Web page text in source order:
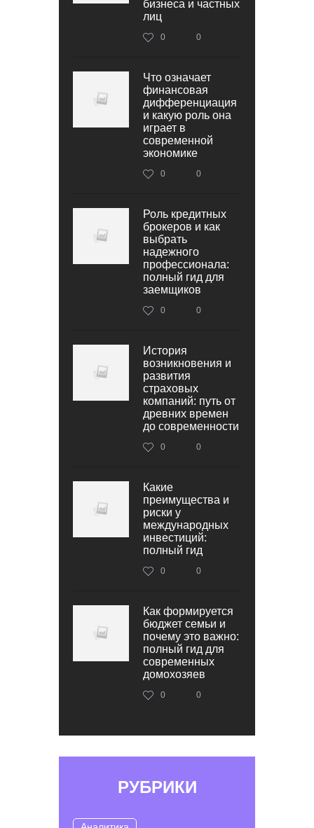
бизнеса и частных
лиц
0 0
Что означает
финансовая
дифференциация
и какую роль она
играет в
современной
экономике
0 0
Роль кредитных
брокеров и как
выбрать
надежного
профессионала:
полный гид для
заемщиков
0 0
История
возникновения и
развития
страховых
компаний: путь от
древних времен
до современности
0 0
Какие
преимущества и
риски у
международных
инвестиций:
полный гид
0 0
Как формируется
бюджет семьи и
почему это важно:
полный гид для
современных
домохозяев
0 0
РУБРИКИ